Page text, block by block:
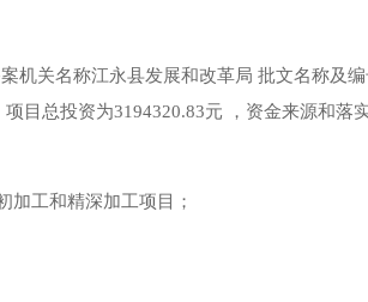
关名称江永县发展和改革局 批文名称及
目总投资为3194320.83元 ，资金来源和落
工和精深加工项目；